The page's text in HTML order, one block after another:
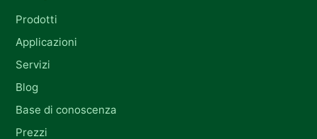
Prodotti
Applicazioni
Servizi
Blog
Base di conoscenza
Prezzi